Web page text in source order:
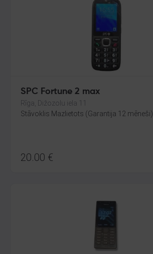
SPC Fortune 2 max
Rīga, Dižozolu iela 11
Stāvoklis Mazlietots (Garantija 12 mēneši)
20.00 €